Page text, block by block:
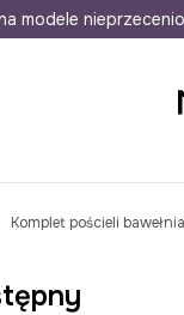
w 24h
modele